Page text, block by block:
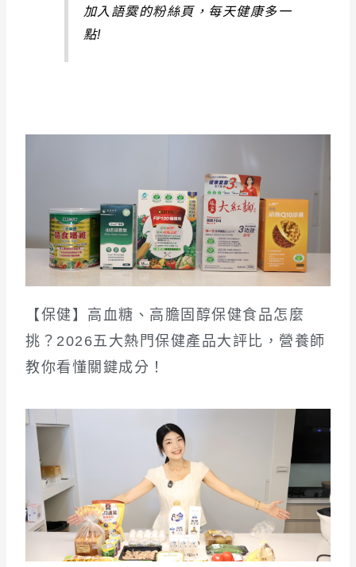
加入語霙的粉絲頁，每天健康多一
點!
【保健】高血糖、高膽固醇保健食品怎麼
挑？2026五大熱門保健產品大評比，營養師
教你看懂關鍵成分！